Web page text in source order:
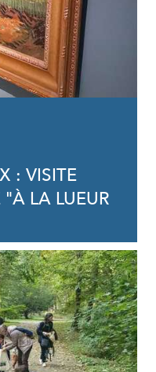
: VISITE
LA LUEUR